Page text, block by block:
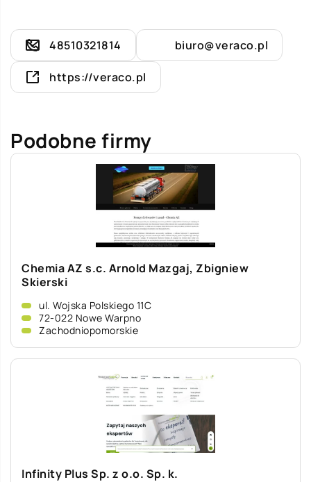
48510321814 biuro@veraco.pl
https://veraco.pl
Podobne firmy
Chemia AZ s.c. Arnold Mazgaj, Zbigniew
Skierski
ul. Wojska Polskiego 11C
72-022 Nowe Warpno
Zachodniopomorskie
Infinity Plus Sp. z o.o. Sp. k.